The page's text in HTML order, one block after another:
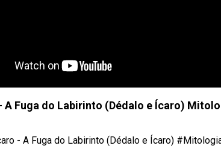
A Fuga do Labirinto (Dédalo e Ícaro)
- A Fuga do Labirinto (Dédalo e Ícaro)